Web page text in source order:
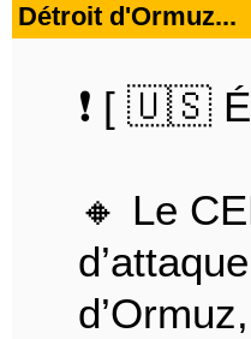
Détroit d'Ormuz...
❗️ [ 🇺🇸
🔸 Le